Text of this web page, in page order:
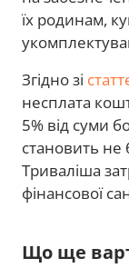
їх родинам,
Згідно зі
несплата
5% від суми
становить не
Триваліша
фінансової
Що ще